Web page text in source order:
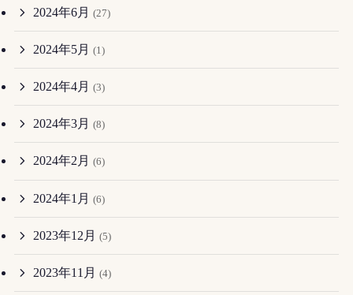
2024年6月 (27)
2024年5月 (1)
2024年4月 (3)
2024年3月 (8)
2024年2月 (6)
2024年1月 (6)
2023年12月 (5)
2023年11月 (4)